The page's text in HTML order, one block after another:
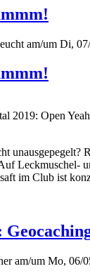
am/um Di,
2019: Open
unausgepegelt?
Leckmuschel-
im Club ist
am/um Mo, 06/